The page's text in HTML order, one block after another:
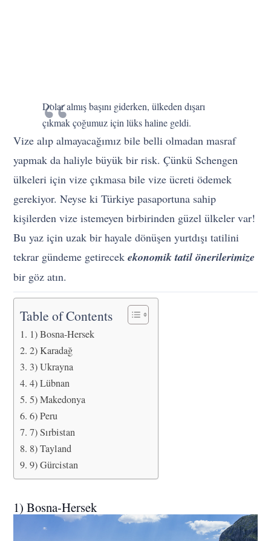
Dolar almış başını giderken, ülkeden dışarı
çıkmak çoğumuz için lüks haline geldi.
Vize alıp almayacağımız bile belli olmadan masraf
yapmak da haliyle büyük bir risk. Çünkü Schengen
ülkeleri için vize çıkmasa bile vize ücreti ödemek
gerekiyor. Neyse ki Türkiye pasaportuna sahip
kişilerden vize istemeyen birbirinden güzel ülkeler var!
Bu yaz için uzak bir hayale dönüşen yurtdışı tatilini
tekrar gündeme getirecekekonomik tatil önerilerimize
bir göz atın.
Table of Contents
1) Bosna-Hersek
2) Karadağ
3) Ukrayna
4) Lübnan
5) Makedonya
6) Peru
7) Sırbistan
8) Tayland
9) Gürcistan
1) Bosna-Hersek